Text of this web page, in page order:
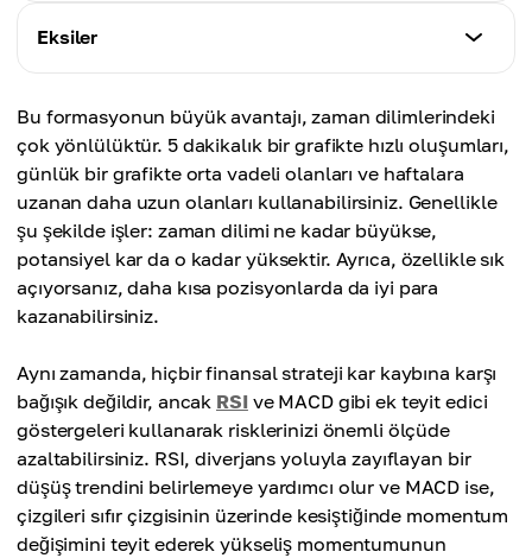
Özellikler
kolaydır.
Farklı zaman dilimlerinde kullanılabilir:
hem 5 dakikalık hem de günlük grafiklerde çalışır.
Güçlü doğrulama:
formasyon bir kez doğrulandığında, fiyat hareket
yönü için güvenilir bir gösterge verir.
Göstergelerle teyit edilebilir:
RSI, MACD ve hacim, giriş doğruluğunu artırabilir.
uygun yönetimle, 2 katı kadar kazanabilirsiniz.
Eksiler
Yalancı kırılımlar:
fiyat boyun çizgisini kırabilir ancak daha sonra teyit
eksikliğinden (hacim, kırılım) dolayı daha aşağıya
dönebilir.
Yavaş oluşur:
daha yüksek zaman dilimlerinde günler veya
haftalar sürebilir.
Bu formasyonun büyük avantajı, zaman dilimlerindeki
çok yönlülüktür. 5 dakikalık bir grafikte hızlı oluşumları,
günlük bir grafikte orta vadeli olanları ve haftalara
uzanan daha uzun olanları kullanabilirsiniz. Genellikle
şu şekilde işler: zaman dilimi ne kadar büyükse,
potansiyel kar da o kadar yüksektir. Ayrıca, özellikle sık
açıyorsanız, daha kısa pozisyonlarda da iyi para
kazanabilirsiniz.
Aynı zamanda, hiçbir finansal strateji kar kaybına karşı
bağışık değildir, ancak RSIve MACD gibi ek teyit edici
göstergeleri kullanarak risklerinizi önemli ölçüde
azaltabilirsiniz. RSI, diverjans yoluyla zayıflayan bir
düşüş trendini belirlemeye yardımcı olur ve MACD ise,
çizgileri sıfır çizgisinin üzerinde kesiştiğinde momentum
değişimini teyit ederek yükseliş momentumunun